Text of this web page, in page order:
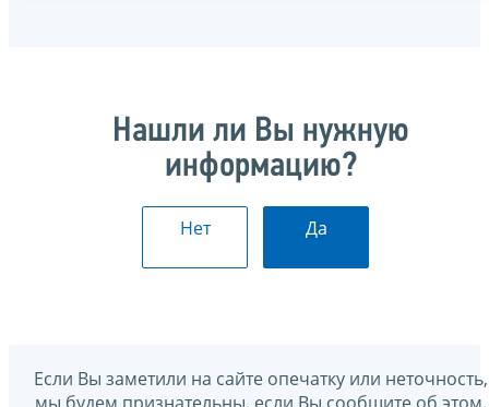
Нашли ли Вы нужную
информацию?
Нет Да
Если Вы заметили на сайте опечатку или неточность,